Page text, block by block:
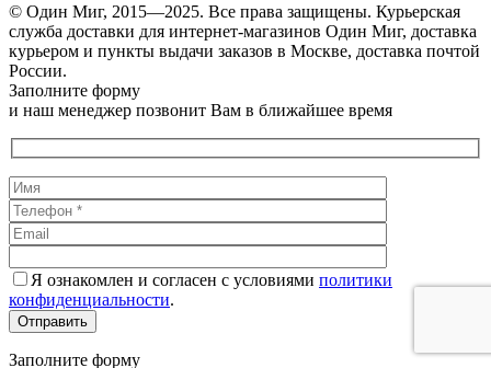
© Один Миг, 2015—2025. Все права защищены. Курьерская
служба доставки для интернет-магазинов Один Миг, доставка
курьером и пункты выдачи заказов в Москве, доставка почтой
России.
Заполните форму
и наш менеджер позвонит Вам в ближайшее время
Я ознакомлен и согласен с условиями политики
конфиденциальности.
Заполните форму